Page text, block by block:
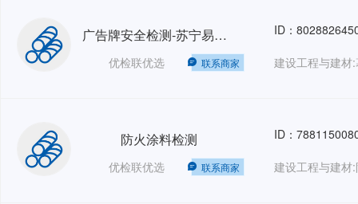
广告牌安全检测-苏宁易购（刘家窑+顺义）
优检联优选 联系商家
ID：
建设工程与建材
防火涂料检测
优检联优选 联系商家
ID：
建设工程与建材